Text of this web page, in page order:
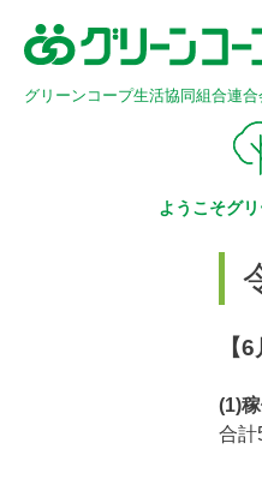
グリーンコープ生活協同組合連合
ようこそグ
【
(1)
合計